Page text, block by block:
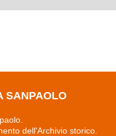
SANPAOLO
dell'Archivio storico.